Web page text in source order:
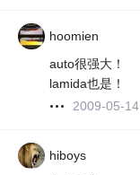
hoomien
auto很强大！
lamida也是！
2009-05-14
hiboys